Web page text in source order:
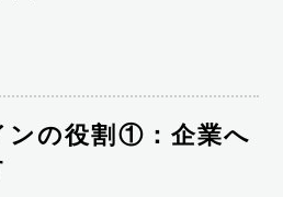
ンの役割①：企業へ